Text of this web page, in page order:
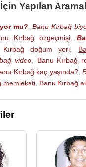
Altın
bestelediği “Bir Bahar
Aldinçseslendirdi.
düzenlemesini
bin kişilik seyirci
tarihinde ilk kadın
yarışmada “Güneş
Kırbağ’ın
en iyi bestesi dalında
Yapılan
mu?, Banu Kırbağ
Kırbağ özgeçmişi,
Kırbağ doğum yeri,
video, Banu Kırbağ
Kırbağ kaç yaşında?,
memleketi, Banu Kırbağ